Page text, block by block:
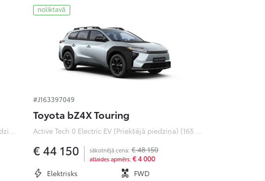
Style 2.5 Hybrid Dynamic Force e-CVT (Pilnpiedziņa) ( kW)
noliktavā
#J163397049
Toyota bZ4X Touring
Active Tech 0 Electric EV (Priekšējā piedziņa) (165 kW)
€ 44 150 sākotnējā cena: € 48 150
atlaides apmērs: € 4 000
Elektrisks
FWD